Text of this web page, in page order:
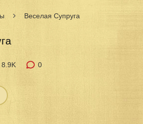
Веселая Супруга
8.9K 0